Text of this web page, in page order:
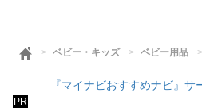
ベビー・キッズ ベビー用品
『マイナビおすすめナビ』
PR